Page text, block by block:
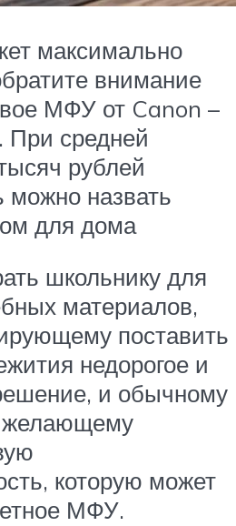
максимально
внимание
МФУ от Canon –
При средней
рублей
назвать
для дома
школьнику для
материалов,
поставить
недорогое и
и обычному
желающему
которую может
МФУ.